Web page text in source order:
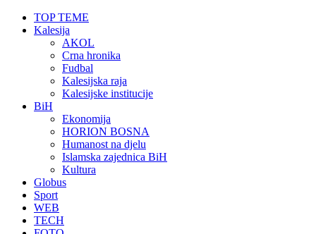
TOP TEME
Kalesija
AKOL
Crna hronika
Fudbal
Kalesijska raja
Kalesijske institucije
BiH
Ekonomija
HORION BOSNA
Humanost na djelu
Islamska zajednica BiH
Kultura
Globus
Sport
WEB
TECH